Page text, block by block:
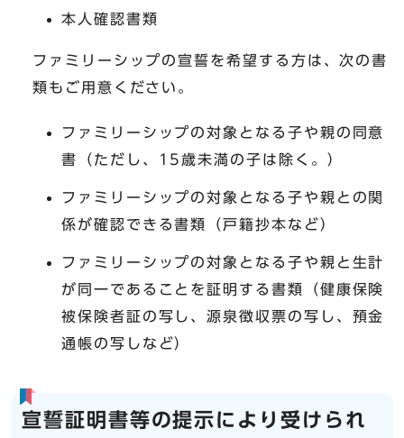
本人確認書類
ファミリーシップの宣誓を希望する方は、次の書
類もご用意ください。
ファミリーシップの対象となる子や親の同意
書（ただし、15歳未満の子は除く。）
ファミリーシップの対象となる子や親との関
係が確認できる書類（戸籍抄本など）
ファミリーシップの対象となる子や親と生計
が同一であることを証明する書類（健康保険
被保険者証の写し、源泉徴収票の写し、預金
通帳の写しなど）
宣誓証明書等の提示により受けられ